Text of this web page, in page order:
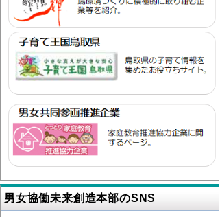
男女協働未来創造本部のSNS